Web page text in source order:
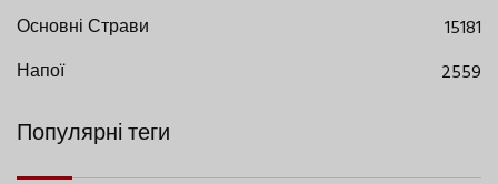
Основні Страви
15181
Напої
2559
Популярні теги